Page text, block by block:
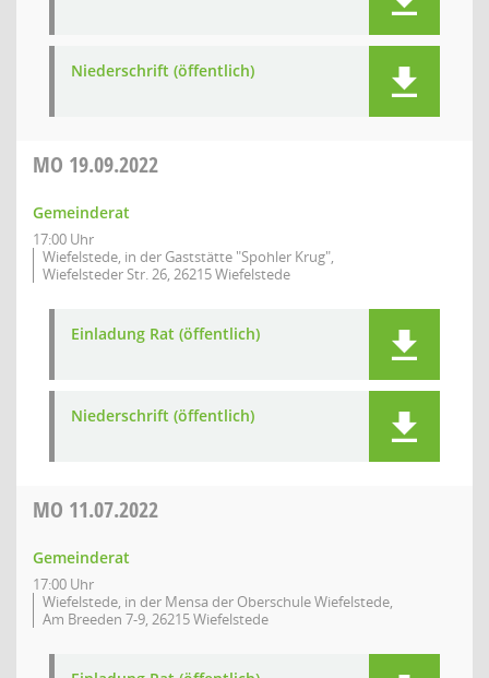
Niederschrift (öffentlich)
MO 19.09.2022
Gemeinderat
17:00 Uhr
Wiefelstede, in der Gaststätte "Spohler Krug",
Wiefelsteder Str. 26, 26215 Wiefelstede
Einladung Rat (öffentlich)
Niederschrift (öffentlich)
MO 11.07.2022
Gemeinderat
17:00 Uhr
Wiefelstede, in der Mensa der Oberschule Wiefelstede,
Am Breeden 7-9, 26215 Wiefelstede